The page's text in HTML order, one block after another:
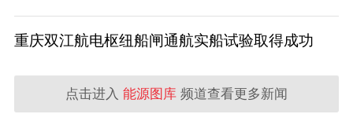
重庆双江航电枢纽船闸通航实船试验取得成功
点击进入 能源图库 频道查看更多新闻